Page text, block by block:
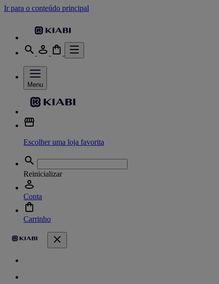
Ir para o conteúdo principal
Menu
Escolher uma loja favorita
Reinicializar
Conta
Carrinho